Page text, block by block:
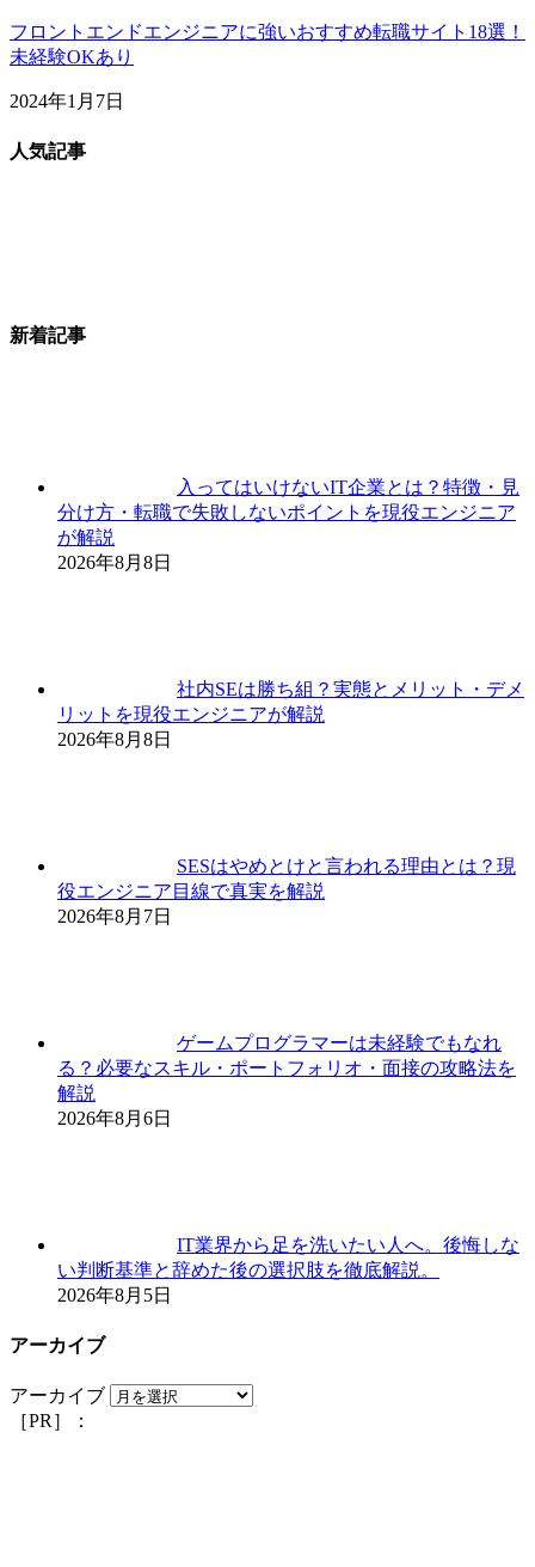
フロントエンドエンジニアに強いおすすめ転職サイト18選！
未経験OKあり
2024年1月7日
人気記事
新着記事
入ってはいけないIT企業とは？特徴・見
分け方・転職で失敗しないポイントを現役エンジニア
が解説
2026年8月8日
社内SEは勝ち組？実態とメリット・デメ
リットを現役エンジニアが解説
2026年8月8日
SESはやめとけと言われる理由とは？現
役エンジニア目線で真実を解説
2026年8月7日
ゲームプログラマーは未経験でもなれ
る？必要なスキル・ポートフォリオ・面接の攻略法を
解説
2026年8月6日
IT業界から足を洗いたい人へ。後悔しな
い判断基準と辞めた後の選択肢を徹底解説。
2026年8月5日
アーカイブ
アーカイブ
［PR］：